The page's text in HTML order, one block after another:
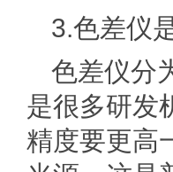
3.色差仪
色差仪分
是很多研发
精度要更高